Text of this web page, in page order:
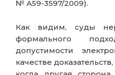
№ А59-3597/2009).
Как видим, суды
формального
допустимости
качестве